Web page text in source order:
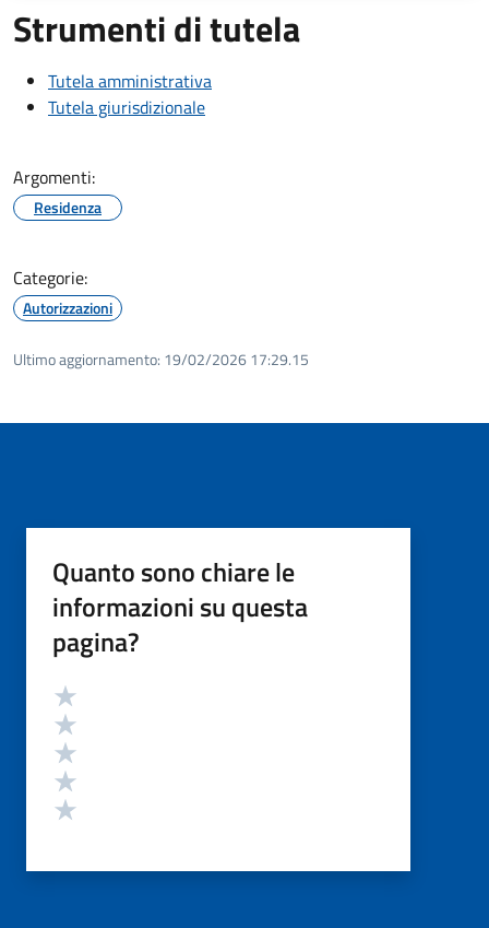
Strumenti di tutela
Tutela amministrativa
Tutela giurisdizionale
Argomenti:
Residenza
Categorie:
Autorizzazioni
Ultimo aggiornamento: 19/02/2026 17:29.15
Quanto sono chiare le
informazioni su questa
pagina?
Valutazione